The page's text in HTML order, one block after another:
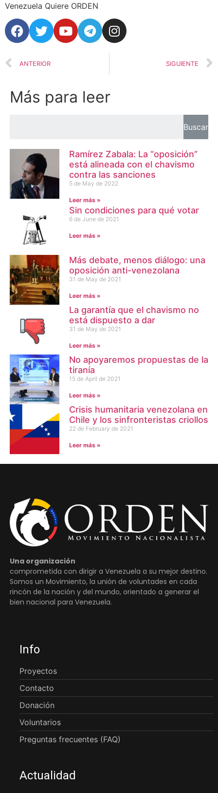
Venezuela Quiere ORDEN
ANTERIOR SIGUIENTE
Más para leer
Buscar
Ramírez Zabala: La “oposición”
está alineada con el chavismo
contra las sanciones
5 de May de 2022
Leer más »
Sin condiciones para qué votar
6 de June de 2021
Leer más »
Más debate, menos diálogo: una
oposición anti-venezolana
31 de May de 2021
Leer más »
La garantía que el chavismo no
está dispuesto a dar
31 de May de 2021
Leer más »
No apoyaremos propuestas de la
tiranía
15 de April de 2021
Leer más »
Crisis humanitaria venezolana en
Chile y los sinfronteristas criollos
22 de February de 2021
Leer más »
Una organización
comprometida con dirigir a Venezuela a su mejor destino.
Somos un Movimiento, la unión de voluntades en cada
rincón de la nación y del mundo, orientado a generar el
bien nacional para Venezuela.
Info
Proyectos
Contacto
Donación
Voluntarios
Preguntas frecuentes (FAQ)
Actualidad